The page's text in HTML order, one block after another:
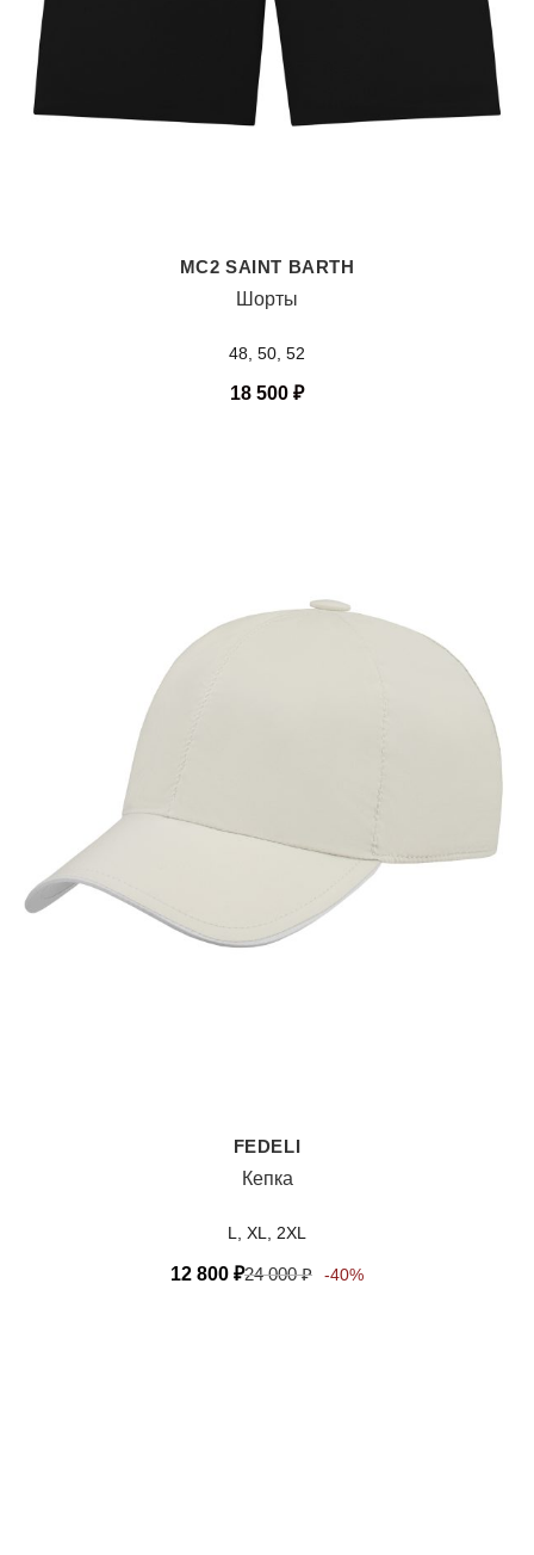
MC2 SAINT BARTH
Шорты
48, 50, 52
18 500 ₽
FEDELI
Кепка
L, XL, 2XL
12 800 ₽24 000₽ -40%